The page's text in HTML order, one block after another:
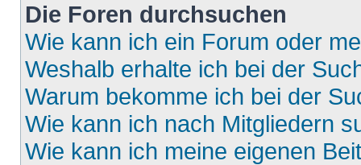
Die Foren durchsuchen
Wie kann ich ein Forum oder
Weshalb erhalte ich bei der
Warum bekomme ich bei der
Wie kann ich nach Mitgliedern
Wie kann ich meine eigenen